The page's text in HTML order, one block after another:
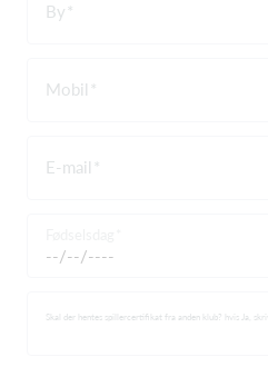
By
Mobil
E-mail
Skal der hentes spillercertifikat fra anden klub? hvis Ja,